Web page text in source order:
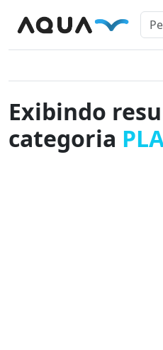
Exibindo
categoria